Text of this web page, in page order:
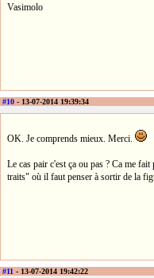
Vasimolo
#10 - 13-07-2014 19:39:34
OK. Je comprends mieux. Merci.
Le cas pair c'est ça ou pas ? Ca me
traits" où il faut penser à sortir de la
#11 - 13-07-2014 19:42:22